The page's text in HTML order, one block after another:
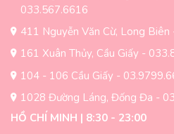
033.567.6616
411 Nguyễn Văn Cừ, Long
161 Xuân Thủy, Cầu Giấy -
104 - 106 Cầu Giấy -
1028 Đường Láng, Đống Đa -
HỒ CHÍ MINH | 8:30 - 23:00